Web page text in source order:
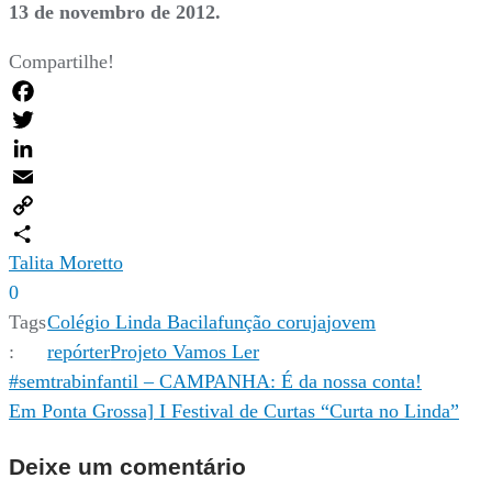
13 de novembro de 2012.
Compartilhe!
Facebook
Twitter
LinkedIn
Email
Copy
Link
Compartilhar
Talita Moretto
0
Tags
:
Colégio Linda Bacilafunção corujajovem
repórterProjeto Vamos Ler
Navegação
de
Post
#semtrabinfantil – CAMPANHA: É da nossa conta!
Em Ponta Grossa] I Festival de Curtas “Curta no Linda”
Deixe um comentário